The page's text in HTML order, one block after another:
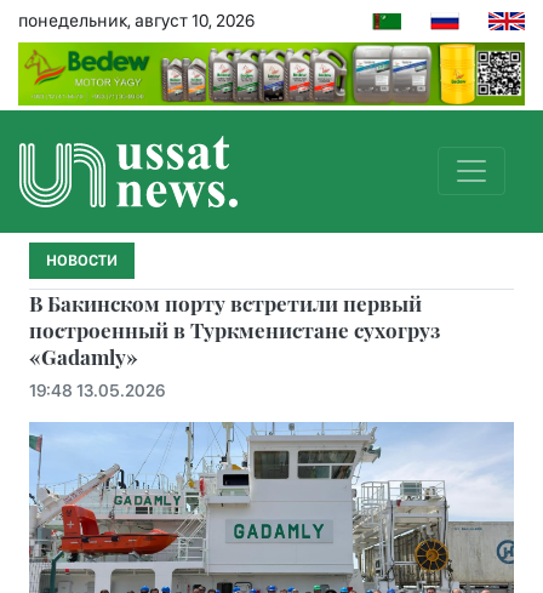
понедельник, август 10, 2026
НОВОСТИ
В Бакинском порту встретили первый
построенный в Туркменистане сухогруз
«Gadamly»
19:48 13.05.2026